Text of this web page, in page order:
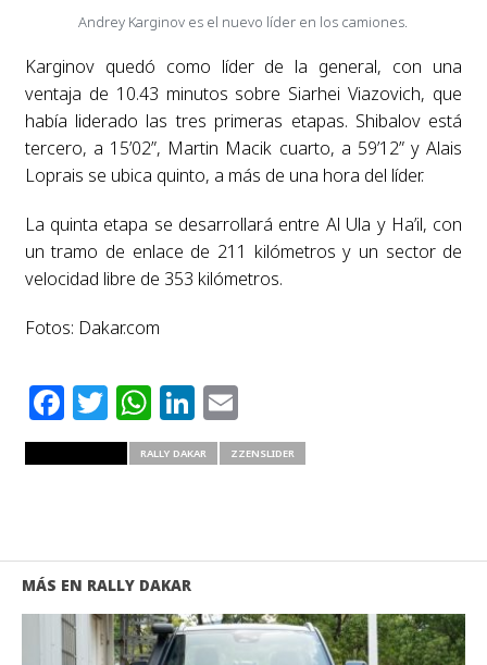
Andrey Karginov es el nuevo líder en los camiones.
Karginov quedó como líder de la general, con una
ventaja de 10.43 minutos sobre Siarhei Viazovich, que
había liderado las tres primeras etapas. Shibalov está
tercero, a 15’02”, Martin Macik cuarto, a 59’12” y Alais
Loprais se ubica quinto, a más de una hora del líder.
La quinta etapa se desarrollará entre Al Ula y Ha’il, con
un tramo de enlace de 211 kilómetros y un sector de
velocidad libre de 353 kilómetros.
Fotos: Dakar.com
Facebook
Twitter
WhatsApp
LinkedIn
Email
RALLY DAKAR ZZENSLIDER
MÁS EN RALLY DAKAR